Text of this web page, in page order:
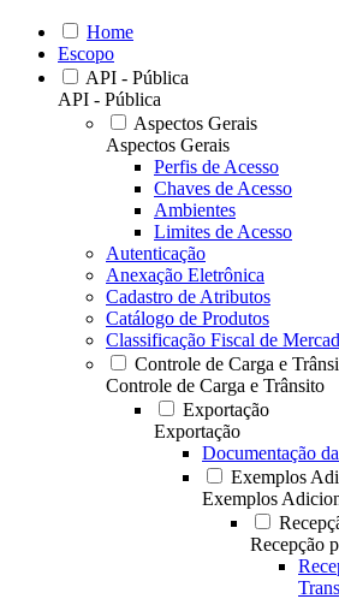
Home
Escopo
API - Pública
API - Pública
Aspectos Gerais
Aspectos Gerais
Perfis de Acesso
Chaves de Acesso
Ambientes
Limites de Acesso
Autenticação
Anexação Eletrônica
Cadastro de Atributos
Catálogo de Produtos
Classificação Fiscal de
Controle de Carga e
Controle de Carga e Trânsito
Exportação
Exportação
Documentação
Exemplos
Exemplos
Recepção